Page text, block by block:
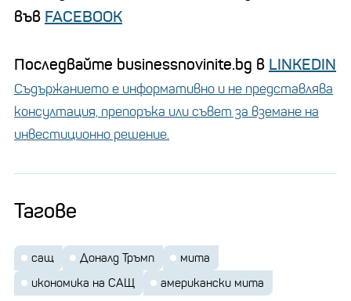
във FACEBOOK
Последвайте businessnovinite.bg в LINKEDIN
Съдържанието е информативно и не представлява
консултация, препоръка или съвет за вземане на
инвестиционно решение.
Тагове
сащ Доналд Тръмп
мита
икономика на САЩ
американски мита